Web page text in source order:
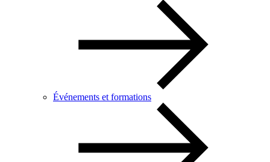
Événements et formations